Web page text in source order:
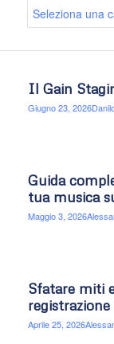
Il Gain
Giugno 23, 2026
Guida
tua musica
Maggio 3, 2026
Sfatare miti
Aprile 25, 2026